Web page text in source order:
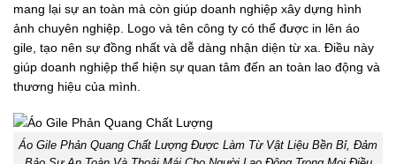
mang lại sự an toàn mà còn giúp doanh nghiệp xây dựng hình
ảnh chuyên nghiệp. Logo và tên công ty có thể được in lên áo
gile, tạo nên sự đồng nhất và dễ dàng nhận diện từ xa. Điều này
giúp doanh nghiệp thể hiện sự quan tâm đến an toàn lao động và
thương hiệu của mình.
Áo Gile Phản Quang Chất Lượng Được Làm Từ Vật Liệu Bền Bỉ, Đảm